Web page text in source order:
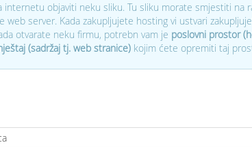
internetu objaviti neku sliku. Tu sliku morate smjestiti na
web server. Kada zakupljujete hosting vi ustvari
otvarate neku firmu, potrebn vam je poslovni prostor
(sadržaj tj. web stranice)kojim ćete opremiti taj